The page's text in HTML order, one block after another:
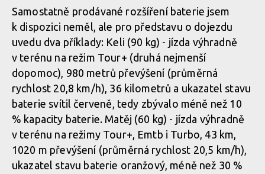
Displej nehledej, Bosch System Controller dodá veškeré
potřebné informace, dojezd i rámcový stav baterie
Displej nehledej, Bosch System Controller dodá veškeré
potřebné informace, dojezd i rámcový stav baterie
Displej nehledej, Bosch System Controller dodá veškeré
potřebné informace, dojezd i rámcový stav baterie
Bezdrátové ovládání přepínání režimů, pro čistý kokpit
Bezdrátové ovládání přepínání režimů, pro čistý kokpit
Bezdrátové ovládání přepínání režimů, pro čistý kokpit
Bezdrátové ovládání přepínání režimů, pro čistý kokpit
Neforemný držák na láhev lze vyměnit za PowerMore rozšíření
baterie
Neforemný držák na láhev lze vyměnit za PowerMore rozšíření
baterie
Neforemný držák na láhev lze vyměnit za PowerMore rozšíření
Samostatně prodávané rozšíření baterie jsem
k dispozici neměl, ale pro představu o dojezdu
uvedu dva příklady: Keli (90 kg) - jízda výhradně
v terénu na režim Tour+ (druhá nejmenší
dopomoc), 980 metrů převýšení (průměrná
rychlost 20,8 km/h), 36 kilometrů a ukazatel stavu
baterie svítil červeně, tedy zbývalo méně než 10
% kapacity baterie. Matěj (60 kg) - jízda výhradně
v terénu na režimy Tour+, Emtb i Turbo, 43 km,
1020 m převýšení (průměrná rychlost 20,5 km/h),
ukazatel stavu baterie oranžový, méně než 30 %